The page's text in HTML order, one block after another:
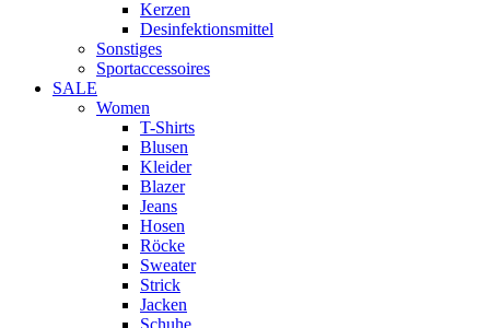
Kerzen
Desinfektionsmittel
Sonstiges
Sportaccessoires
SALE
Women
T-Shirts
Blusen
Kleider
Blazer
Jeans
Hosen
Röcke
Sweater
Strick
Jacken
Schuhe